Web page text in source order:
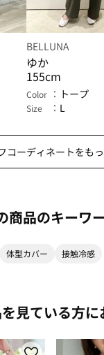
BELLUNA
ゆか
155cm
Color トープ
Size L
コーディネートをも
商品のキーワ
体型カバー 接触冷感
見ている方に